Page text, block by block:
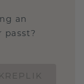
an
passt?